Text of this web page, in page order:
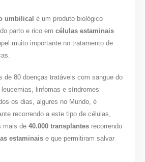
umbilical é um produto biológico
parto e rico emcélulas estaminais
muito importante no tratamento de
de 80 doenças tratáveis com sangue do
linfomas e síndromes
os dias, algures no Mundo, é
recorrendo a este tipo de células,
mais de40.000 transplantes recorrendo
estaminais e que permitiram salvar